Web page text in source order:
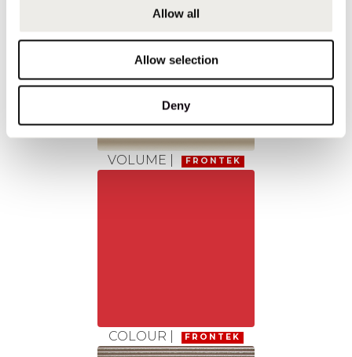
Allow all
Allow selection
Deny
VOLUME | FRONTEK
COLOUR | FRONTEK